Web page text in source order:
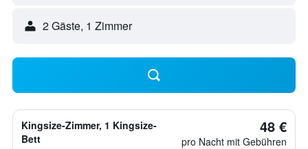
2 Gäste, 1 Zimmer
Kingsize-Zimmer, 1 Kingsize-
Bett
48 €
pro Nacht mit Gebühren